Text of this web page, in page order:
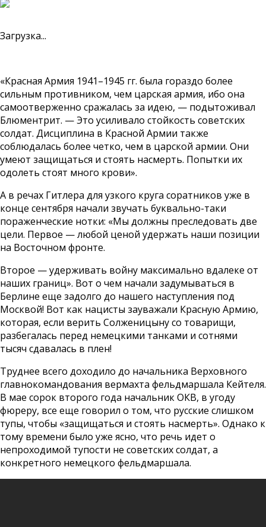
Загрузка...
«Красная Армия 1941–1945 гг. была гораздо более
сильным противником, чем царская армия, ибо она
самоотверженно сражалась за идею, — подытоживал
Блюментрит. — Это усиливало стойкость советских
солдат. Дисциплина в Красной Армии также
соблюдалась более четко, чем в царской армии. Они
умеют защищаться и стоять насмерть. Попытки их
одолеть стоят много крови».
А в речах Гитлера для узкого круга соратников уже в
конце сентября начали звучать буквально-таки
пораженческие нотки: «Мы должны преследовать две
цели. Первое — любой ценой удержать наши позиции
на Восточном фронте.
Второе — удерживать войну максимально вдалеке от
наших границ». Вот о чем начали задумываться в
Берлине еще задолго до нашего наступления под
Москвой! Вот как нацисты зауважали Красную Армию,
которая, если верить Солженицыну со товарищи,
разбегалась перед немецкими танками и сотнями
тысяч сдавалась в плен!
Труднее всего доходило до начальника Верховного
главнокомандования вермахта фельдмаршала Кейтеля.
В мае сорок второго года начальник ОКВ, в угоду
фюреру, все еще говорил о том, что русские слишком
тупы, чтобы «защищаться и стоять насмерть». Однако к
тому времени было уже ясно, что речь идет о
непроходимой тупости не советских солдат, а
конкретного немецкого фельдмаршала.